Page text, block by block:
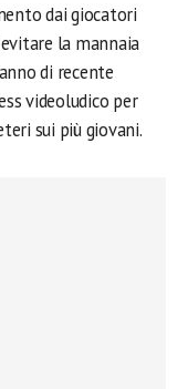
dai giocatori
la mannaia
di recente
videoludico per
sui più giovani.